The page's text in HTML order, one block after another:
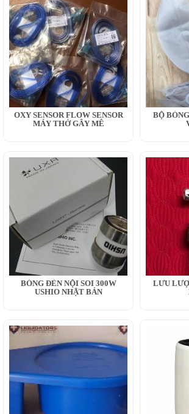
OXY SENSOR FLOW SENSOR
MÁY THỞ GÂY MÊ
BỘ
BÓNG ĐÈN NỘI SOI 300W
USHIO NHẬT BẢN
LƯU